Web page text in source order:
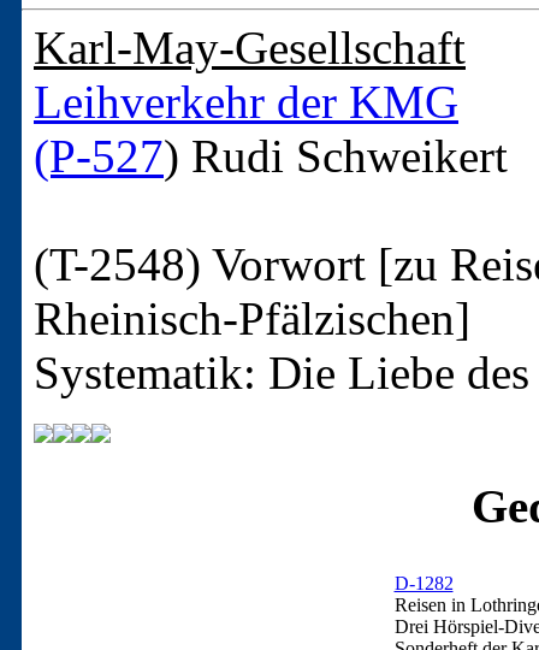
Karl-May-Gesellschaft
Leihverkehr der KMG
(P-527) Rudi Schweikert
(T-2548) Vorwort [zu
Rheinisch-Pfälzischen]
Systematik: Die Liebe
D-1282
Reisen in
Drei Hörspiel-